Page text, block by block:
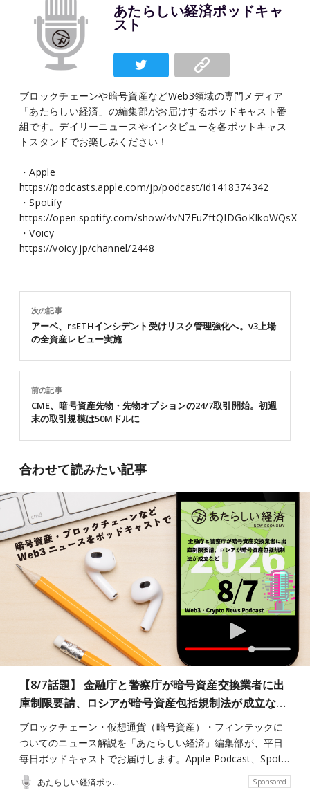
あたらしい経済ポッドキャ
スト
ブロックチェーンや暗号資産などWeb3領域の専門メディア
「あたらしい経済」の編集部がお届けするポッドキャスト番
組です。デイリーニュースやインタビューを各ポットキャス
トスタンドでお楽しみください！
・Apple
https://podcasts.apple.com/jp/podcast/id1418374342
・Spotify
https://open.spotify.com/show/4vN7EuZftQIDGoKIkoWQsX
・Voicy
https://voicy.jp/channel/2448
前の記事
CME、暗号資産先物・先物オプションの24/7取引開始。初週
末の取引規模は50Mドルに
次の記事
アーベ、rsETHインシデント受けリスク管理強化へ。v3上場
の全資産レビュー実施
合わせて読みたい記事
【8/7話題】 金融庁と警察庁が暗号資産交換業者に出
庫制限要請、ロシアが暗号資産包括規制法が成立な…
ブロックチェーン・仮想通貨（暗号資産）・フィンテックに
ついてのニュース解説を「あたらしい経済」編集部が、平日
毎日ポッドキャストでお届けします。Apple Podcast、Spot…
あたらしい経済ポッドキャスト Sponsored